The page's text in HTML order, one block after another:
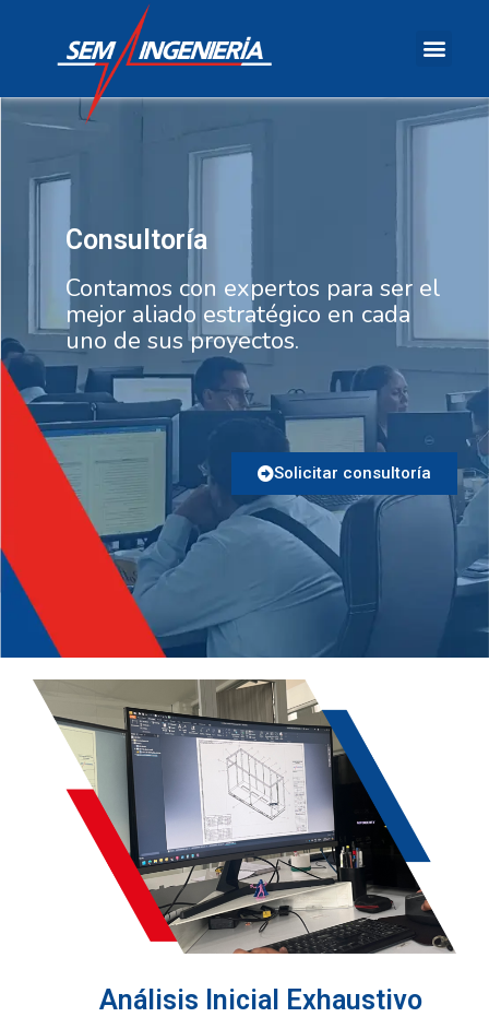
Consultoría
Contamos con expertos para ser el
mejor aliado estratégico en cada
uno de sus proyectos.
Solicitar consultoría
Análisis Inicial Exhaustivo